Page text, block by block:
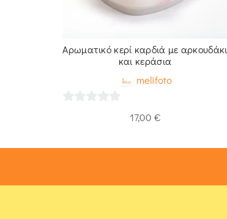
Αρωματικό κερί καρδιά με αρκουδάκι
και κεράσια
melifoto
17,00 €